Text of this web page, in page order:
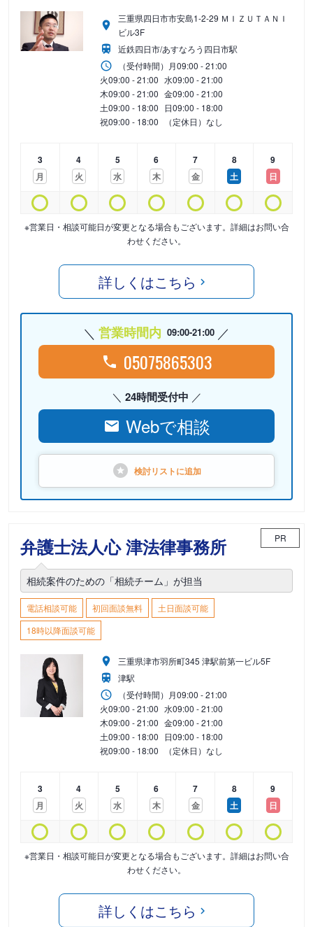
三重県四日市市安島1-2-29 ＭＩＺＵＴＡＮＩ
ビル3F
近鉄四日市/あすなろう四日市駅
（受付時間） 月09:00 - 21:00
火09:00 - 21:00 水09:00 - 21:00
木09:00 - 21:00 金09:00 - 21:00
土09:00 - 18:00 日09:00 - 18:00
祝09:00 - 18:00 （定休日）なし
3
月
4
火
5
水
6
木
7
金
8
土
9
日
※営業日・相談可能日が変更となる場合もございます。詳細はお問い合
わせください。
詳しくはこちら
営業時間内 09:00-21:00
05075865303
24時間受付中
Webで相談
検討リストに追加
弁護士法人心 津法律事務所 PR
相続案件のための「相続チーム」が担当
電話相談可能 初回面談無料
土日面談可能
18時以降面談可能
三重県津市羽所町345 津駅前第一ビル5F
津駅
（受付時間） 月09:00 - 21:00
火09:00 - 21:00 水09:00 - 21:00
木09:00 - 21:00 金09:00 - 21:00
土09:00 - 18:00 日09:00 - 18:00
祝09:00 - 18:00 （定休日）なし
3
月
4
火
5
水
6
木
7
金
8
土
9
日
※営業日・相談可能日が変更となる場合もございます。詳細はお問い合
わせください。
詳しくはこちら